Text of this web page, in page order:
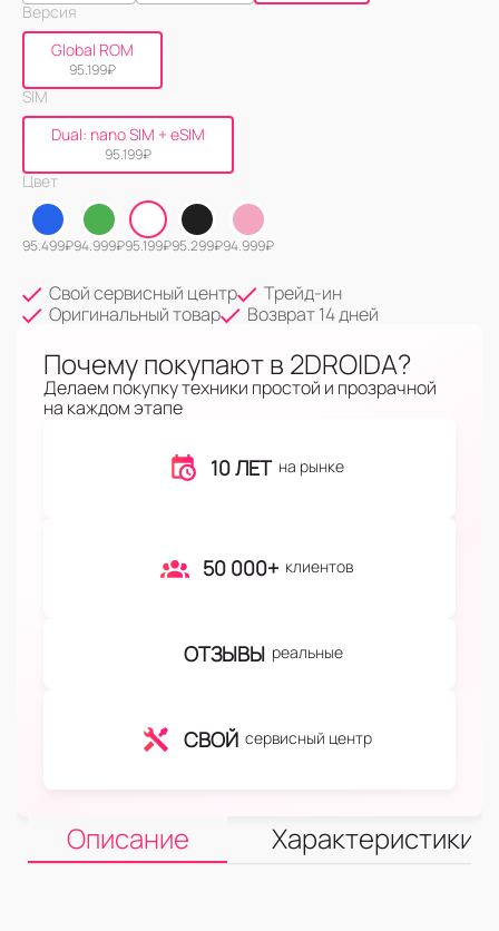
Версия
Global ROM
95.199₽
SIM
Dual: nano SIM + eSIM
95.199₽
Цвет
95.499₽94.999₽95.199₽95.299₽94.999₽
Свой сервисный центр
Трейд-ин
Оригинальный товар
Возврат 14 дней
Почему покупают в 2DROIDA?
Делаем покупку техники простой и прозрачной
на каждом этапе
10 ЛЕТ на рынке
50 000+ клиентов
ОТЗЫВЫ реальные
СВОЙ сервисный центр
Описание Характеристики